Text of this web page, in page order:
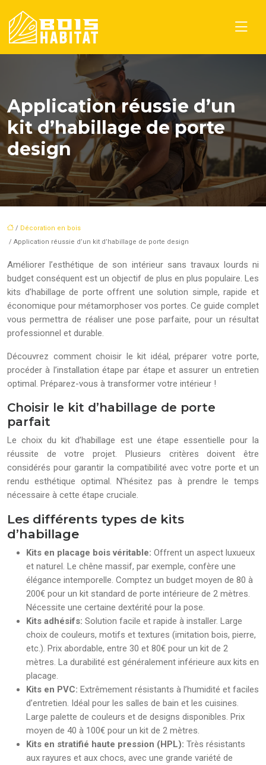
Application réussie d’un
kit d’habillage de porte
design
/ Décoration en bois
/ Application réussie d’un kit d’habillage de porte design
Améliorer l’esthétique de son intérieur sans travaux lourds ni
budget conséquent est un objectif de plus en plus populaire. Les
kits d’habillage de porte offrent une solution simple, rapide et
économique pour métamorphoser vos portes. Ce guide complet
vous permettra de réaliser une pose parfaite, pour un résultat
professionnel et durable.
Découvrez comment choisir le kit idéal, préparer votre porte,
procéder à l’installation étape par étape et assurer un entretien
optimal. Préparez-vous à transformer votre intérieur !
Choisir le kit d’habillage de porte
parfait
Le choix du kit d’habillage est une étape essentielle pour la
réussite de votre projet. Plusieurs critères doivent être
considérés pour garantir la compatibilité avec votre porte et un
rendu esthétique optimal. N’hésitez pas à prendre le temps
nécessaire à cette étape cruciale.
Les différents types de kits
d’habillage
Kits en placage bois véritable: Offrent un aspect luxueux
et naturel. Le chêne massif, par exemple, confère une
élégance intemporelle. Comptez un budget moyen de 80 à
200€ pour un kit standard de porte intérieure de 2 mètres.
Nécessite une certaine dextérité pour la pose.
Kits adhésifs: Solution facile et rapide à installer. Large
choix de couleurs, motifs et textures (imitation bois, pierre,
etc.). Prix abordable, entre 30 et 80€ pour un kit de 2
mètres. La durabilité est généralement inférieure aux kits en
placage.
Kits en PVC: Extrêmement résistants à l’humidité et faciles
d’entretien. Idéal pour les salles de bain et les cuisines.
Large palette de couleurs et de designs disponibles. Prix
moyen de 40 à 100€ pour un kit de 2 mètres.
Kits en stratifié haute pression (HPL): Très résistants
aux rayures et aux chocs, avec une grande variété de